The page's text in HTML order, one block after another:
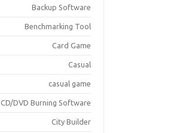
Backup Software
Benchmarking Tool
Card Game
Casual
casual game
CD/DVD Burning Software
City Builder